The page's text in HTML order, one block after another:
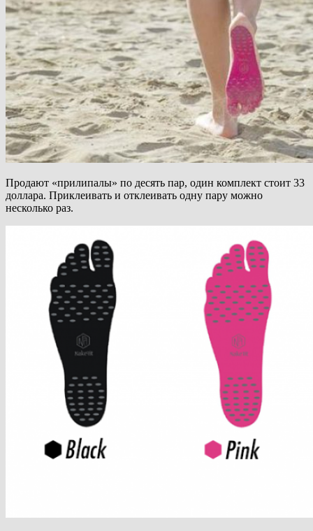
Продают «прилипалы» по десять пар, один комплект стоит 33
доллара. Приклеивать и отклеивать одну пару можно
несколько раз.